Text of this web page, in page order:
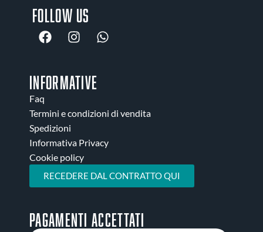
Follow us
INFORMATIVE
Faq
Termini e condizioni di vendita
Spedizioni
Informativa Privacy
Cookie policy
RECEDERE DAL CONTRATTO QUI
Pagamenti accettati